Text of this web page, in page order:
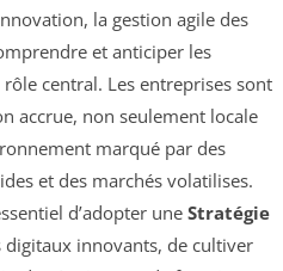
la gestion agile des
et anticiper les
central. Les entreprises sont
accrue, non seulement locale
marqué par des
et des marchés volatilises.
d’adopter une Stratégie
innovants, de cultiver